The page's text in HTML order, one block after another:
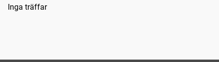
Sökresultat
Inga träffar